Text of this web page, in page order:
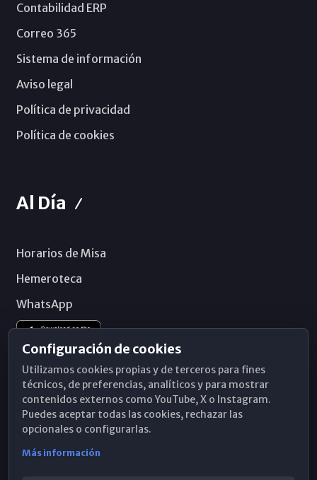
Contabilidad ERP
Correo 365
Sistema de información
Aviso legal
Política de privacidad
Política de cookies
Al Día
Horarios de Misa
Hemeroteca
WhatsApp
Configuración de cookies
Utilizamos cookies propias y de terceros para fines
técnicos, de preferencias, analíticos y para mostrar
contenidos externos como YouTube, X o Instagram.
Puedes aceptar todas las cookies, rechazar las
opcionales o configurarlas.
Más información